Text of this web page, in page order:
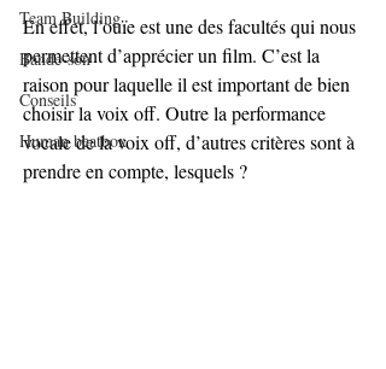
Team Building
Bande-son
Conseils
Human beatbox
En effet, l’ouïe est une des facultés qui nous
permettent d’apprécier un film. C’est la
raison pour laquelle il est important de bien
choisir la voix off. Outre la performance
vocale de la voix off, d’autres critères sont à
prendre en compte, lesquels ?